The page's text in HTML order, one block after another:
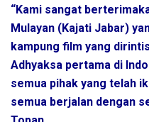
“Kami sangat
Mulayan (Kajati Jabar)
kampung film yang
Adhyaksa pertama di
semua pihak yang telah
semua berjalan dengan